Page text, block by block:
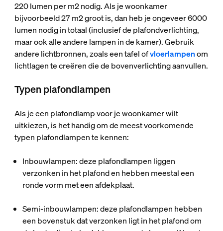
220 lumen per m2 nodig. Als je woonkamer
bijvoorbeeld 27 m2 groot is, dan heb je ongeveer 6000
lumen nodig in totaal (inclusief de plafondverlichting,
maar ook alle andere lampen in de kamer). Gebruik
andere lichtbronnen, zoals een tafel ofvloerlampenom
lichtlagen te creëren die de bovenverlichting aanvullen.
Typen plafondlampen
Als je een plafondlamp voor je woonkamer wilt
uitkiezen, is het handig om de meest voorkomende
typen plafondlampen te kennen:
Inbouwlampen: deze plafondlampen liggen
verzonken in het plafond en hebben meestal een
ronde vorm met een afdekplaat.
Semi-inbouwlampen: deze plafondlampen hebben
een bovenstuk dat verzonken ligt in het plafond om